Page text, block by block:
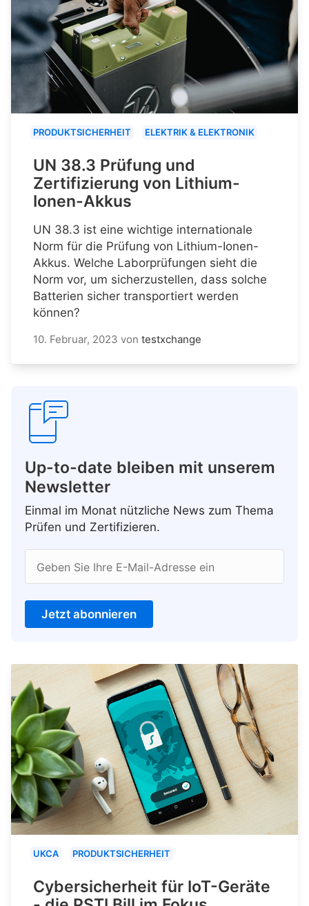
PRODUKTSICHERHEIT ELEKTRIK & ELEKTRONIK
UN 38.3 Prüfung und
Zertifizierung von Lithium-
Ionen-Akkus
UN 38.3 ist eine wichtige internationale
Norm für die Prüfung von Lithium-Ionen-
Akkus. Welche Laborprüfungen sieht die
Norm vor, um sicherzustellen, dass solche
Batterien sicher transportiert werden
können?
10. Februar, 2023 von testxchange
Up-to-date bleiben mit unserem
Newsletter
Einmal im Monat nützliche News zum Thema
Prüfen und Zertifizieren.
Geben Sie Ihre E-Mail-Adresse ein
Jetzt abonnieren
UKCA PRODUKTSICHERHEIT
Cybersicherheit für IoT-Geräte